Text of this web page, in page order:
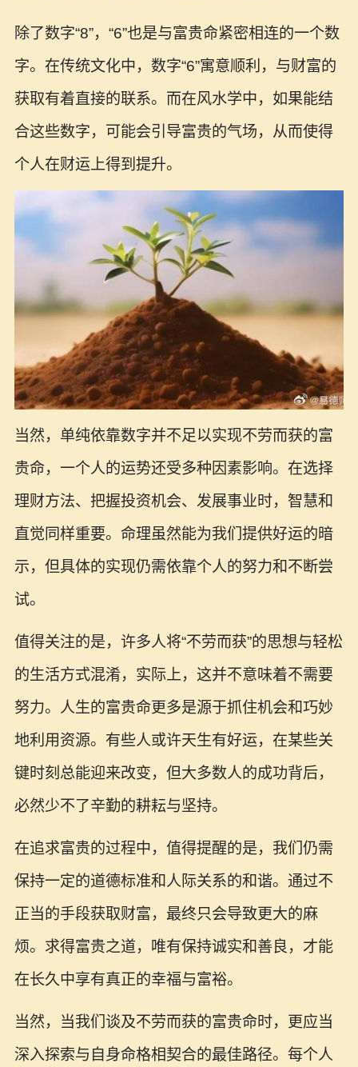
除了数字“8”，“6”也是与富贵命紧密相连的一个数
字。在传统文化中，数字“6”寓意顺利，与财富的
获取有着直接的联系。而在风水学中，如果能结
合这些数字，可能会引导富贵的气场，从而使得
个人在财运上得到提升。
当然，单纯依靠数字并不足以实现不劳而获的富
贵命，一个人的运势还受多种因素影响。在选择
理财方法、把握投资机会、发展事业时，智慧和
直觉同样重要。命理虽然能为我们提供好运的暗
示，但具体的实现仍需依靠个人的努力和不断尝
试。
值得关注的是，许多人将“不劳而获”的思想与轻松
的生活方式混淆，实际上，这并不意味着不需要
努力。人生的富贵命更多是源于抓住机会和巧妙
地利用资源。有些人或许天生有好运，在某些关
键时刻总能迎来改变，但大多数人的成功背后，
必然少不了辛勤的耕耘与坚持。
在追求富贵的过程中，值得提醒的是，我们仍需
保持一定的道德标准和人际关系的和谐。通过不
正当的手段获取财富，最终只会导致更大的麻
烦。求得富贵之道，唯有保持诚实和善良，才能
在长久中享有真正的幸福与富裕。
当然，当我们谈及不劳而获的富贵命时，更应当
深入探索与自身命格相契合的最佳路径。每个人